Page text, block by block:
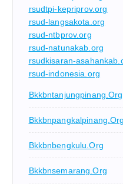
rsudtpi-kepriprov.org
rsud-langsakota.org
rsud-ntbprov.org
rsud-natunakab.org
rsudkisaran-
rsud-indonesia.org
Bkkbntanjungpinang.org
Bkkbnpangkalpinang.org
Bkkbnbengkulu.org
Bkkbnsemarang.org